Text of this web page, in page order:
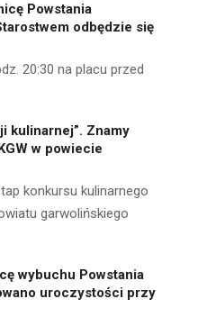
Powstania
odbędzie się
20:30 na placu przed
kulinarnej”. Znamy
w powiecie
konkursu kulinarnego
garwolińskiego
wybuchu Powstania
uroczystości przy